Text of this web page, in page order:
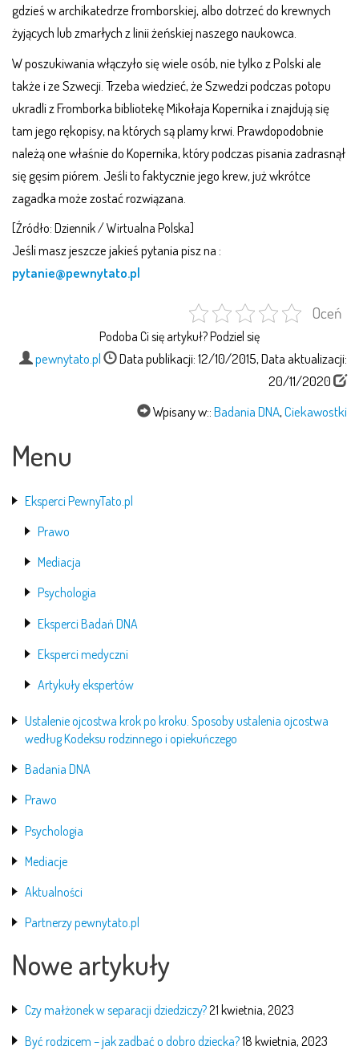
gdzieś w archikatedrze fromborskiej, albo dotrzeć do krewnych
żyjących lub zmarłych z linii żeńskiej naszego naukowca.
W poszukiwania włączyło się wiele osób, nie tylko z Polski ale
także i ze Szwecji. Trzeba wiedzieć, że Szwedzi podczas potopu
ukradli z Fromborka bibliotekę Mikołaja Kopernika i znajdują się
tam jego rękopisy, na których są plamy krwi. Prawdopodobnie
należą one właśnie do Kopernika, który podczas pisania zadrasnął
się gęsim piórem. Jeśli to faktycznie jego krew, już wkrótce
zagadka może zostać rozwiązana.
[Źródło: Dziennik / Wirtualna Polska]
Jeśli masz jeszcze jakieś pytania pisz na :
pytanie@pewnytato.pl
Oceń
Podoba Ci się artykuł? Podziel się
pewnytato.pl
Data publikacji: 12/10/2015, Data aktualizacji:
20/11/2020
Wpisany w::Badania DNA,Ciekawostki
Menu
Eksperci PewnyTato.pl
Prawo
Mediacja
Psychologia
Eksperci Badań DNA
Eksperci medyczni
Artykuły ekspertów
Ustalenie ojcostwa krok po kroku. Sposoby ustalenia ojcostwa
według Kodeksu rodzinnego i opiekuńczego
Badania DNA
Prawo
Psychologia
Mediacje
Aktualności
Partnerzy pewnytato.pl
Nowe artykuły
Czy małżonek w separacji dziedziczy?21 kwietnia, 2023
Być rodzicem – jak zadbać o dobro dziecka?18 kwietnia, 2023